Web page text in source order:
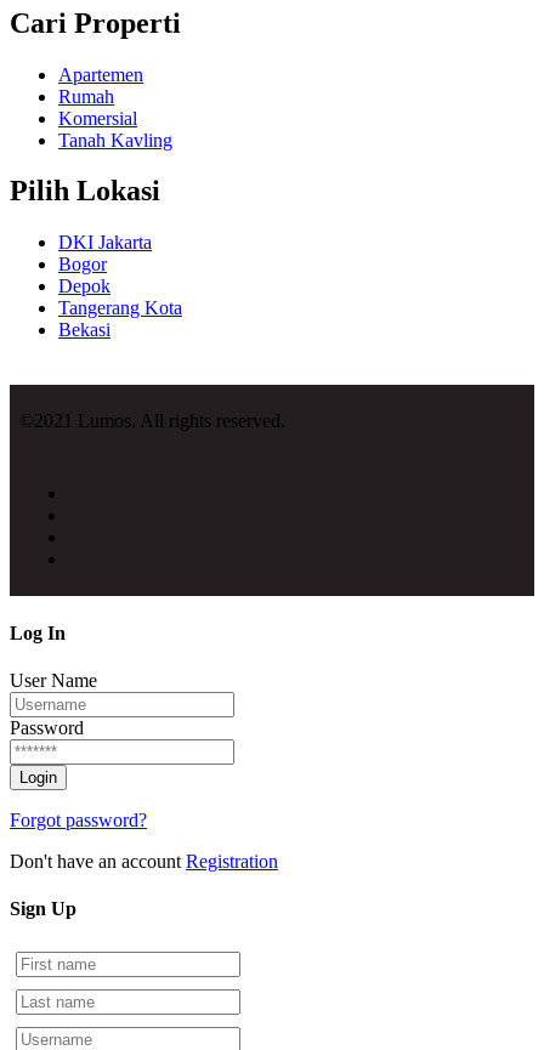
Cari Properti
Apartemen
Rumah
Komersial
Tanah Kavling
Pilih Lokasi
DKI Jakarta
Bogor
Depok
Tangerang Kota
Bekasi
©2021 Lumos. All rights reserved.
Log In
User Name
Password
Forgot password?
Don't have an account Registration
Sign Up